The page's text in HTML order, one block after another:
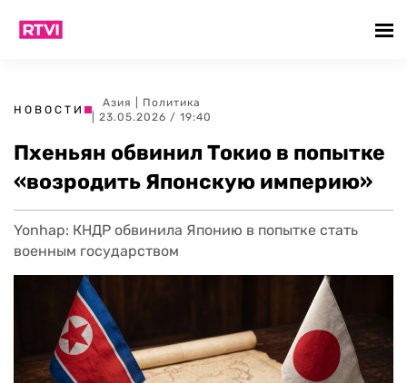
НОВОСТИ
Азия
Политика
| 23.05.2026 / 19:40
Пхеньян обвинил Токио в попытке
«возродить Японскую империю»
Yonhap: КНДР обвинила Японию в попытке стать
военным государством